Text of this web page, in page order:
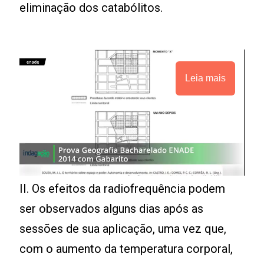
eliminação dos catabólitos.
Leia mais
II. Os efeitos da radiofrequência podem
ser observados alguns dias após as
sessões de sua aplicação, uma vez que,
com o aumento da temperatura corporal,